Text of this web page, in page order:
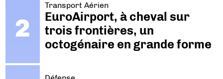
Transport Aérien
EuroAirport, à cheval sur
trois frontières, un
octogénaire en grande forme